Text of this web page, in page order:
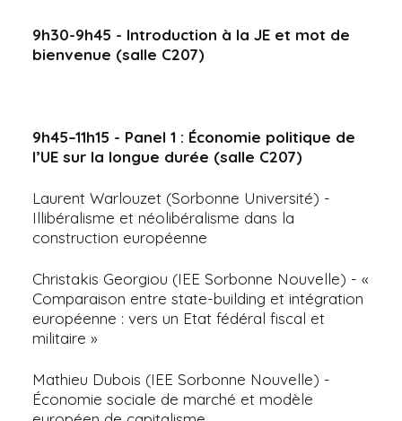
9h30-9h45 - Introduction à la JE et mot de
bienvenue (salle C207)
9h45–11h15 - Panel 1 : Économie politique de
l’UE sur la longue durée (salle C207)
Laurent Warlouzet (Sorbonne Université) -
Illibéralisme et néolibéralisme dans la
construction européenne
Christakis Georgiou (IEE Sorbonne Nouvelle) - «
Comparaison entre state-building et intégration
européenne : vers un Etat fédéral fiscal et
militaire »
Mathieu Dubois (IEE Sorbonne Nouvelle) -
Économie sociale de marché et modèle